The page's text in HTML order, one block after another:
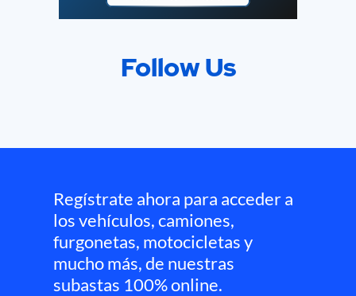
Follow Us
Regístrate ahora para acceder a
los vehículos, camiones,
furgonetas, motocicletas y
mucho más, de nuestras
subastas 100% online.